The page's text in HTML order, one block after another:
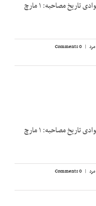
روایت‌کننده: دکتر علی اصغر حاج سید جوادی تاریخ مصاحبه: ۱ مارچ
مرد |
0 Comments
روایت‌کننده: دکتر علی اصغر حاج سید جوادی تاریخ مصاحبه: ۱ مارچ
مرد |
0 Comments